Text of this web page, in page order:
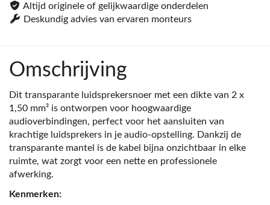
Altijd originele of gelijkwaardige onderdelen
Deskundig advies van ervaren monteurs
Omschrijving
Dit transparante luidsprekersnoer met een dikte van 2 x
1,50 mm² is ontworpen voor hoogwaardige
audioverbindingen, perfect voor het aansluiten van
krachtige luidsprekers in je audio-opstelling. Dankzij de
transparante mantel is de kabel bijna onzichtbaar in elke
ruimte, wat zorgt voor een nette en professionele
afwerking.
Kenmerken: